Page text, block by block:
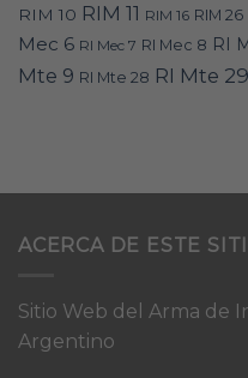
RIM 10 RIM 11 RIM 16 RIM 26
Mec 6 RI Mec 7 RI Mec 8 RI
Mte 9 RI Mte 28 RI Mte 29
ACERCA DE ESTE
Sitio Web del Arma de
Argentino